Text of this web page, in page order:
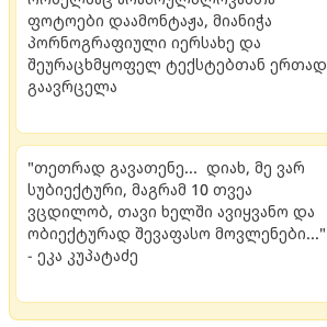
ფოტოები დაამონტაჟა, მიანიჭა
პორნოგრაფიული იერსახე და
შეურაცხმყოფელ ტექსტებთან ერთად
გაავრცელა
"თეთრად გავათენე... დიახ, მე ვარ
სუბიექტური, მაგრამ 10 თვეა
ვცდილობ, თავი ხელში ავიყვანო და
ობიექტურად შევაფასო მოვლენები..."
- ეკა კუპატაძე